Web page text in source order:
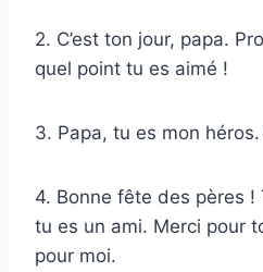
2. C’est ton jour, papa.
quel point tu es aimé !
3. Papa, tu es mon
4. Bonne fête des pères !
tu es un ami. Merci pour
pour moi.